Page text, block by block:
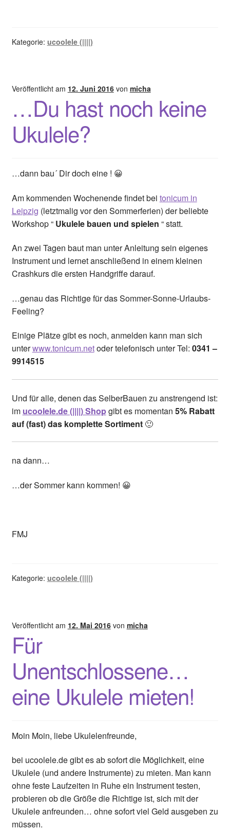
Kategorie: ucoolele (||||)
Veröffentlicht am 12. Juni 2016 von micha
…Du hast noch keine
Ukulele?
…dann bau´ Dir doch eine ! 😀
Am kommenden Wochenende findet bei tonicum in
Leipzig (letztmalig vor den Sommerferien) der beliebte
Workshop “ Ukulele bauen und spielen “ statt.
An zwei Tagen baut man unter Anleitung sein eigenes
Instrument und lernet anschließend in einem kleinen
Crashkurs die ersten Handgriffe darauf.
…genau das Richtige für das Sommer-Sonne-Urlaubs-
Feeling?
Einige Plätze gibt es noch, anmelden kann man sich
unterwww.tonicum.netoder telefonisch unter Tel: 0341 –
9914515
Und für alle, denen das SelberBauen zu anstrengend ist:
im ucoolele.de (||||) Shopgibt es momentan 5% Rabatt
auf (fast) das komplette Sortiment🙂
na dann…
…der Sommer kann kommen! 😀
FMJ
Kategorie: ucoolele (||||)
Veröffentlicht am 12. Mai 2016 von micha
Für
Unentschlossene…
eine Ukulele mieten!
Moin Moin, liebe Ukulelenfreunde,
bei ucoolele.de gibt es ab sofort die Möglichkeit, eine
Ukulele (und andere Instrumente) zu mieten. Man kann
ohne feste Laufzeiten in Ruhe ein Instrument testen,
probieren ob die Größe die Richtige ist, sich mit der
Ukulele anfreunden… ohne sofort viel Geld ausgeben zu
müssen.